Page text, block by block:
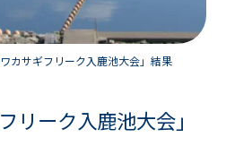
ワカサギフリーク入鹿池大会」結果
リーク入鹿池大会」